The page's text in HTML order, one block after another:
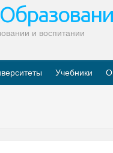
и воспитании
Учебники